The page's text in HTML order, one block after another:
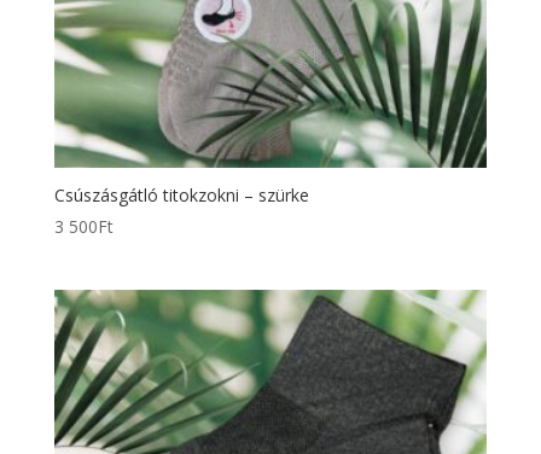
Csúszásgátló titokzokni – szürke
3 500Ft